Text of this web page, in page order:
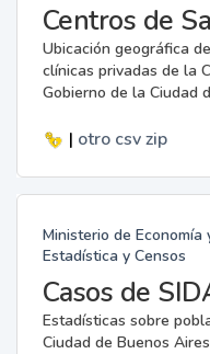
Centros de
Ubicación geográfica
clínicas privadas de la
Gobierno de la Ciudad
| otro csv zip
Ministerio de Economía
Estadística y Censos
Casos de
Estadísticas sobre
Ciudad de Buenos Aires